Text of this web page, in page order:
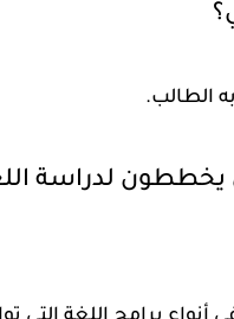
الطالب.
لدراسة